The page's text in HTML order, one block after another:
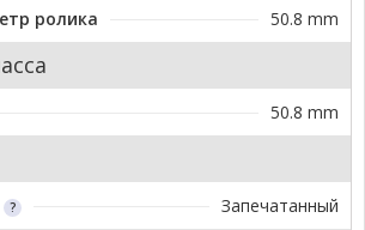
ролика
50.8 mm
50.8 mm
Запечатанный